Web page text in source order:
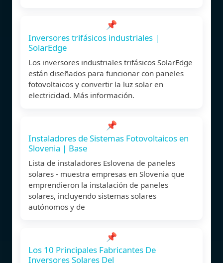
📌
Inversores trifásicos industriales |
SolarEdge
Los inversores industriales trifásicos SolarEdge
están diseñados para funcionar con paneles
fotovoltaicos y convertir la luz solar en
electricidad. Más información.
📌
Instaladores de Sistemas Fotovoltaicos en
Slovenia | Base
Lista de instaladores Eslovena de paneles
solares - muestra empresas en Slovenia que
emprendieron la instalación de paneles
solares, incluyendo sistemas solares
autónomos y de
📌
Los 10 Principales Fabricantes De
Inversores Solares Del